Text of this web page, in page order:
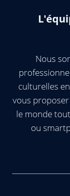
Nous
culturelles
vous
le monde
ou